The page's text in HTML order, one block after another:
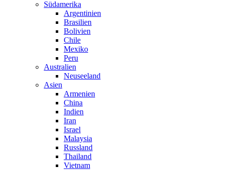
Südamerika
Argentinien
Brasilien
Bolivien
Chile
Mexiko
Peru
Australien
Neuseeland
Asien
Armenien
China
Indien
Iran
Israel
Malaysia
Russland
Thailand
Vietnam